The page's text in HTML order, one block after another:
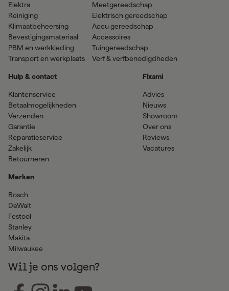
Elektra
Reiniging
Klimaatbeheersing
Bevestigingsmateriaal
PBM en werkkleding
Transport en werkplaats
Meetgereedschap
Elektrisch gereedschap
Accu gereedschap
Accessoires
Tuingereedschap
Verf & verfbenodigdheden
Hulp & contact
Klantenservice
Betaalmogelijkheden
Verzenden
Garantie
Reparatieservice
Zakelijk
Retourneren
Merken
Bosch
DeWalt
Festool
Stanley
Makita
Milwaukee
Fixami
Advies
Nieuws
Showroom
Over ons
Reviews
Vacatures
Wil je ons volgen?